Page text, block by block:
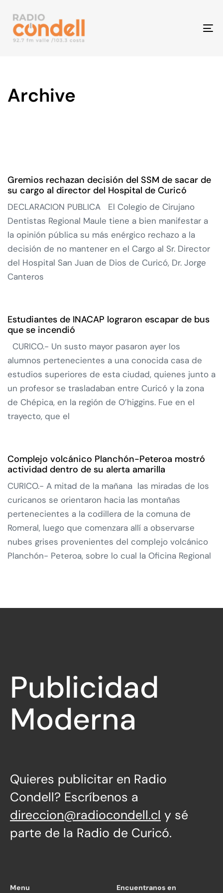
Archive
Gremios rechazan decisión del SSM de sacar de
su cargo al director del Hospital de Curicó
DECLARACION PUBLICA El Colegio de Cirujano
Dentistas Regional Maule tiene a bien manifestar a
la opinión pública su más enérgico rechazo a la
decisión de no mantener en el Cargo al Sr. Director
del Hospital San Juan de Dios de Curicó, Dr. Jorge
Canteros
Estudiantes de INACAP lograron escapar de bus
que se incendió
CURICO.- Un susto mayor pasaron ayer los
alumnos pertenecientes a una conocida casa de
estudios superiores de esta ciudad, quienes junto a
un profesor se trasladaban entre Curicó y la zona
de Chépica, en la región de O’higgins. Fue en el
trayecto, que el
Complejo volcánico Planchón-Peteroa mostró
actividad dentro de su alerta amarilla
CURICO.- A mitad de la mañana las miradas de los
curicanos se orientaron hacia las montañas
pertenecientes a la codillera de la comuna de
Romeral, luego que comenzara allí a observarse
nubes grises provenientes del complejo volcánico
Planchón- Peteroa, sobre lo cual la Oficina Regional
Publicidad
Moderna
Quieres publicitar en Radio
Condell? Escríbenos a
direccion@radiocondell.cl y sé
parte de la Radio de Curicó.
Menu Encuentranos en